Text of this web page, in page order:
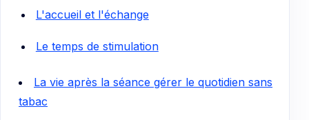
L'accueil et l'échange
Le temps de stimulation
La vie après la séance gérer le quotidien sans
tabac